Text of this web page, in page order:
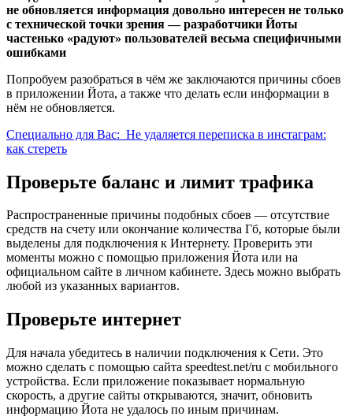
не обновляется информация довольно интересен не только
с технической точки зрения — разработчики Йоты
частенько «радуют» пользователей весьма специфичными
ошибками
Попробуем разобраться в чём же заключаются причины сбоев
в приложении Йота, а также что делать если информации в
нём не обновляется.
Специально для Вас: Не удаляется переписка в инстаграм:
как стереть
Проверьте баланс и лимит трафика
Распространенные причины подобных сбоев — отсутствие
средств на счету или окончание количества Гб, которые были
выделены для подключения к Интернету. Проверить эти
моменты можно с помощью приложения Йота или на
официальном сайте в личном кабинете. Здесь можно выбрать
любой из указанных вариантов.
Проверьте интернет
Для начала убедитесь в наличии подключения к Сети. Это
можно сделать с помощью сайта speedtest.net/ru с мобильного
устройства. Если приложение показывает нормальную
скорость, а другие сайты открываются, значит, обновить
информацию Йота не удалось по иным причинам.